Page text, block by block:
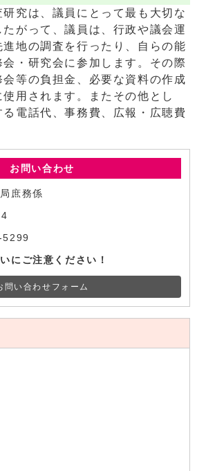
究は、議員にとって最も大切な
がって、議員は、行政や議会運
地の調査を行ったり、自らの能
・研究会に参加します。その際
等の負担金、必要な資料の作成
用されます。またその他とし
電話代、事務費、広報・広聴費
お問い合わせ
庶務係
5299
にご注意ください！
問い合わせフォーム